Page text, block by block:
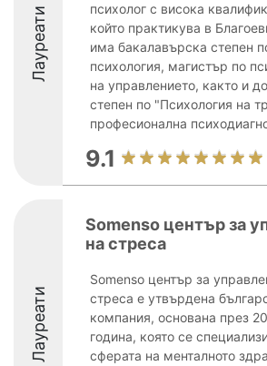
Лауреати
психолог с висока
който практикува в
има бакалавърска степен
психология, магистър по
на управлението, както и
степен по "Психология на
професионална
9.1
Лауреати
Somenso център за
на стреса
Somenso център за
стреса е утвърдена
компания, основана през
година, която се
сферата на менталното